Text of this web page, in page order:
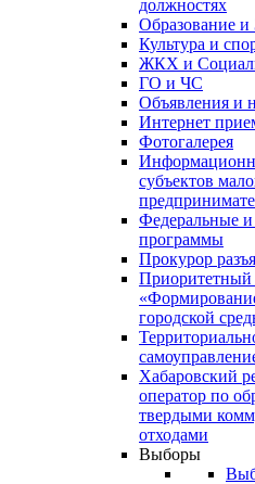
должностях
Образование и
Культура и
ЖКХ и
ГО и ЧС
Объявления и
Интернет
Фотогалерея
субъектов
Федеральные
программы
Прокурор
Приоритетный
городской
Хабаровский
оператор по
твердыми
отходами
Выборы